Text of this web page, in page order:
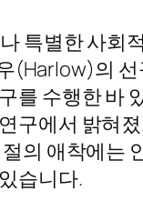
특별한 사회
(Harlow)의
를 수행한 바
구에서 밝혀
의 애착에는
습니다.